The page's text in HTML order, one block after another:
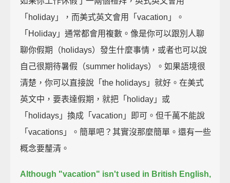
「holiday」，而美式英文會用「vacation」。
「Holiday」通常都會用複數。像是你可以跟別人聊
聊你假期（holidays）發生什麼事情，或者也可以說
自己很期待暑假（summer holidays）。如果語境很
清楚，你可以直接說「the holidays」就好。在美式
英文中，要表達假期，就把「holiday」或
「holidays」換成「vacation」即可。但千萬不能說
「vacations」。簡單吧？其實沒那麼簡單。還有一些
概念要釐清。
Although "vacation" isn't used in British English,